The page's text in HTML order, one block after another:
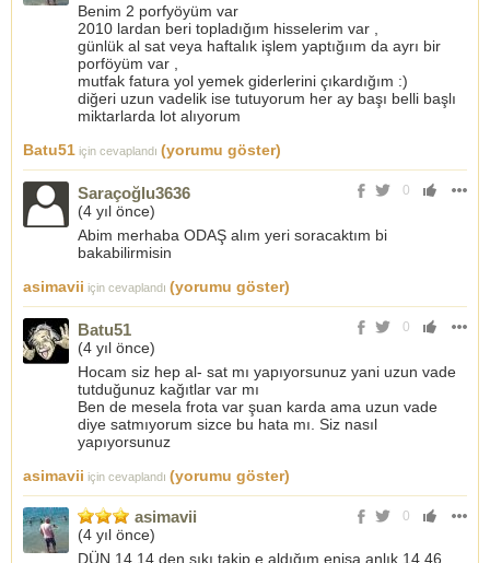
Benim 2 porfyöyüm var
2010 lardan beri topladığım hisselerim var ,
günlük al sat veya haftalık işlem yaptığıım da ayrı bir
porföyüm var ,
mutfak fatura yol yemek giderlerini çıkardığım :)
diğeri uzun vadelik ise tutuyorum her ay başı belli başlı
miktarlarda lot alıyorum
Batu51 için cevaplandı (yorumu göster)
0
Saraçoğlu3636
(4 yıl önce)
Abim merhaba ODAŞ alım yeri soracaktım bi
bakabilirmisin
asimavii için cevaplandı (yorumu göster)
0
Batu51
(4 yıl önce)
Hocam siz hep al- sat mı yapıyorsunuz yani uzun vade
tutduğunuz kağıtlar var mı
Ben de mesela frota var şuan karda ama uzun vade
diye satmıyorum sizce bu hata mı. Siz nasıl
yapıyorsunuz
asimavii için cevaplandı (yorumu göster)
0
asimavii
(4 yıl önce)
DÜN 14.14 den sıkı takip e aldığım enjsa anlık 14.46